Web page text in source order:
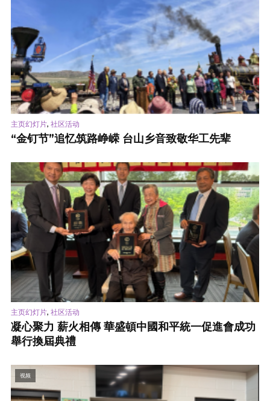
主页幻灯片, 社区活动
“金钉节”追忆筑路峥嵘 台山乡音致敬华工先辈
主页幻灯片, 社区活动
凝心聚力 薪火相傳 華盛頓中國和平統一促進會成功
舉行換屆典禮
视频